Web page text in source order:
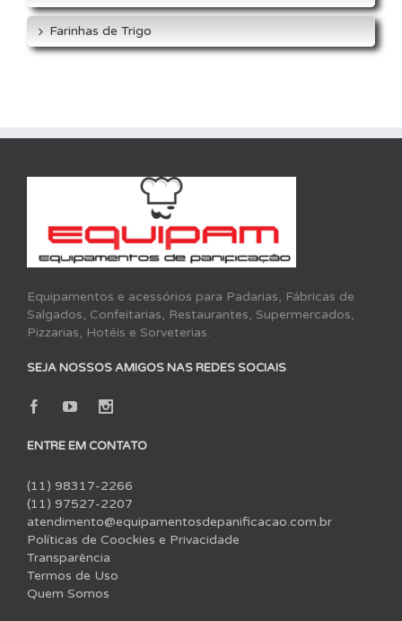
Farinhas de Trigo
Equipamentos e acessórios para Padarias, Fábricas de
Salgados, Confeitarias, Restaurantes, Supermercados,
Pizzarias, Hotéis e Sorveterias.
SEJA NOSSOS AMIGOS NAS REDES SOCIAIS
ENTRE EM CONTATO
(11) 98317-2266
(11) 97527-2207
atendimento@equipamentosdepanificacao.com.br
Políticas de Coockies e Privacidade
Transparência
Termos de Uso
Quem Somos